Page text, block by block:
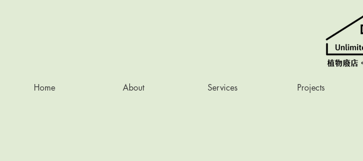
Home About Services Projects